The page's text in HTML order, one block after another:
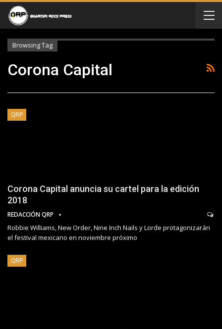
Browsing Tag
Corona Capital
QRP
Corona Capital anuncia su cartel para la edición
2018
REDACCIÓN QRP
Robbie Williams, New Order, Nine Inch Nails y Lorde protagonizarán
el festival mexicano en noviembre próximo
QRP